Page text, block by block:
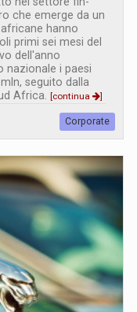
che emerge da un
hanno
primi sei mesi del
dell'anno
nazionale i paesi
seguito dalla
Africa.
[continua ]
Corporate